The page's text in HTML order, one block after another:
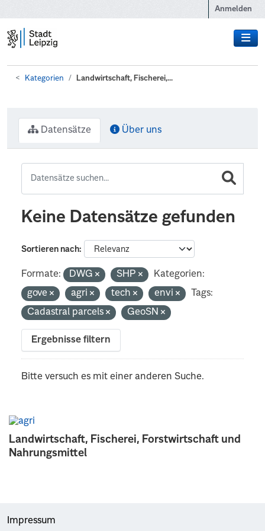
Anmelden
Kategorien Landwirtschaft, Fischerei,...
Landwirtschaft, Fischerei, Forstwirtschaft und
Nahrungsmittel
Datensätze Über uns
Keine Datensätze gefunden
Sortieren nach
Formate: DWG SHP
Kategorien:
gove
agri tech envi
Tags:
Cadastral parcels
GeoSN
Ergebnisse filtern
Bitte versuch es mit einer anderen Suche.
Impressum